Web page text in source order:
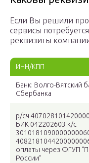
Если Вы решили
сервисы
реквизиты
ИНН/КПП
Банк: Волго-Вятский
Сбербанка
р/сч
БИК 042202603 к/с
оплаты через ФГУП
России”